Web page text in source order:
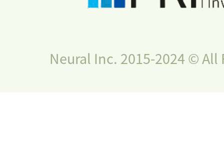
Neural Inc. 2015-2024 © All